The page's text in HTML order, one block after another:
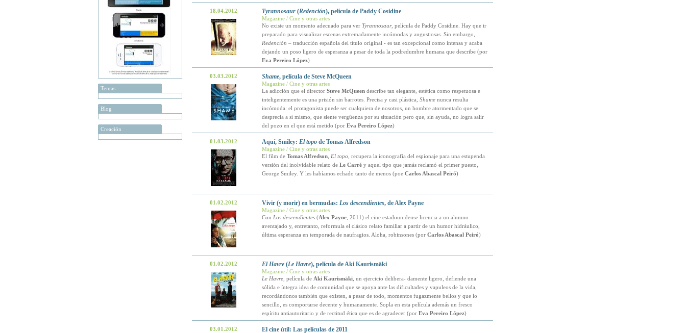
Temas
Blog
Creación
18.04.2012 Tyrannosaur(Redención), película de Paddy Cosidine
Magazine / Cine y otras artes
No existe un momento adecuado para ver Tyrannosaur, película de Paddy Cosidine. Hay que ir
preparado para visualizar escenas extremadamente incómodas y angustiosas. Sin embargo,
Redención – traducción española del título original - es tan excepcional como intensa y acaba
dejando un poso ligero de esperanza a pesar de toda la podredumbre humana que describe (por
Eva Pereiro López)
03.03.2012 Shame, película de Steve McQueen
Magazine / Cine y otras artes
La adicción que el director Steve McQueendescribe tan elegante, estética como respetuosa e
inteligentemente es una prisión sin barrotes. Precisa y casi plástica, Shamenunca resulta
incómoda: el protagonista puede ser cualquiera de nosotros, un hombre atormentado que se
desprecia a sí mismo, que siente vergüenza por su situación pero que, sin ayuda, no logra salir
del pozo en el que está metido (por Eva Pereiro López)
01.03.2012 Aquí, Smiley: El topode Tomas Alfredson
Magazine / Cine y otras artes
El film de Tomas Alfredson, El topo , recupera la iconografía del espionaje para una estupenda
versión del inolvidable relato de Le Carréy aquel tipo que jamás reclamó el primer puesto,
George Smiley. Y les habíamos echado tanto de menos (poe Carlos Abascal Peiró)
01.02.2012 Vivir (y morir) en bermudas: Los descendientes, de Alex Payne
Magazine / Cine y otras artes
Con Los descendientes(Alex Payne, 2011) el cine estadounidense licencia a un alumno
aventajado y, entretanto, reformula el clásico relato familiar a partir de un humor hidráulico,
última esperanza en temporada de naufragios. Aloha, robinsones (por Carlos Abascal Peiró)
01.02.2012 El Havre(Le Havre), película de Aki Kaurismäki
Magazine / Cine y otras artes
Le Havre, película de Aki Kaurismäki, un ejercicio delibera- damente ligero, defiende una
sólida e íntegra idea de comunidad que se apoya ante las dificultades y vapuleos de la vida,
recordándonos también que existen, a pesar de todo, momentos fugazmente bellos y que lo
sencillo, es comportarse decente y humanamente. Sopla en esta película además un fresco
espíritu antiautoritario y de rectitud ética que es de agradecer (por Eva Pereiro López)
03.01.2012 El cine útil: Las películas de 2011